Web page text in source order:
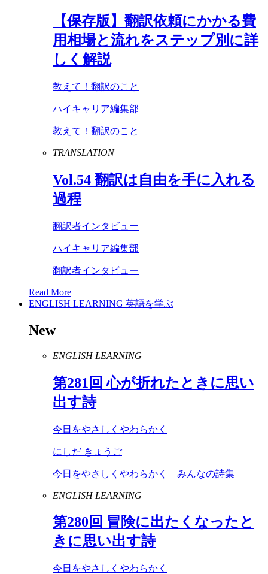
【保存版】翻訳依頼にかかる費
用相場と流れをステップ別に詳
しく解説
教えて！翻訳のこと
ハイキャリア編集部
教えて！翻訳のこと
TRANSLATION
Vol.54 翻訳は自由を手に入れる
過程
翻訳者インタビュー
ハイキャリア編集部
翻訳者インタビュー
Read More
ENGLISH LEARNING 英語を学ぶ
New
ENGLISH LEARNING
第281 回 心が折れたときに思い
出す詩
今日をやさしくやわらかく
にしだ きょうご
今日をやさしくやわらかく みんなの詩集
ENGLISH LEARNING
第280回 冒険に出たくなったと
きに思い出す詩
今日をやさしくやわらかく